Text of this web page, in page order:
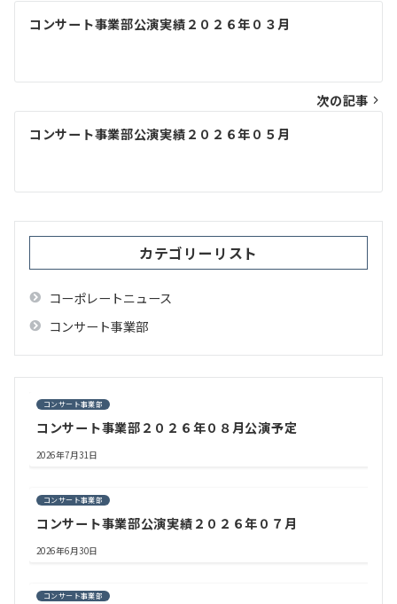
投
ナ
ビ
ゲ
シ
ョ
コンサート事業部公演実績２０２６年０３月
次の記事
コンサート事業部公演実績２０２６年０５月
カテゴリーリスト
コーポレートニュース
コンサート事業部
コンサート事業部
コンサート事業部２０２６年０８月公演予定
2026年7月31日
コンサート事業部
コンサート事業部公演実績２０２６年０７月
2026年6月30日
コンサート事業部